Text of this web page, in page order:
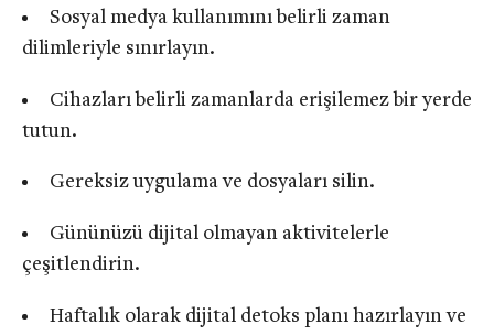
Sosyal medya kullanımını belirli zaman
dilimleriyle sınırlayın.
Cihazları belirli zamanlarda erişilemez bir yerde
tutun.
Gereksiz uygulama ve dosyaları silin.
Gününüzü dijital olmayan aktivitelerle
çeşitlendirin.
Haftalık olarak dijital detoks planı hazırlayın ve